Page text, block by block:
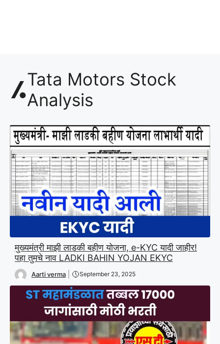
Tata Motors Stock
Analysis
मुख्यमंत्री माझी लाडकी बहीण योजना, e-KYC यादी जाहीर!
पहा तुमचे नाव LADKI BAHIN YOJAN EKYC
Aarti verma September 23, 2025